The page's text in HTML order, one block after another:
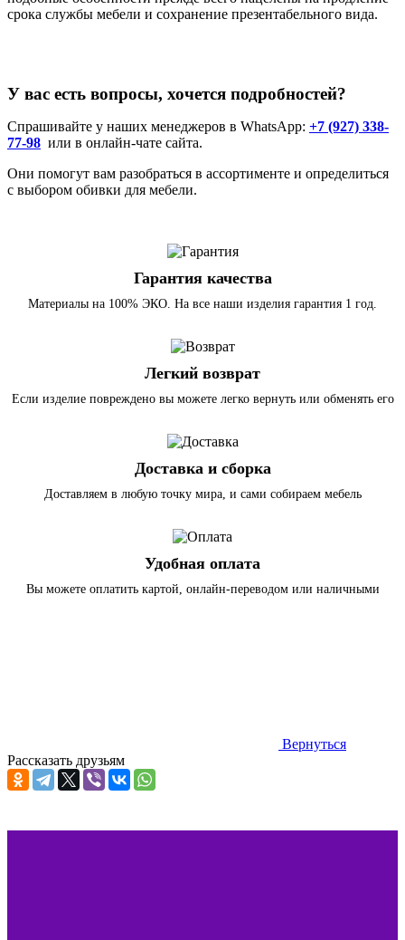
срока службы мебели и сохранение презентабельного вида.
У вас есть вопросы, хочется подробностей?
Спрашивайте у наших менеджеров в WhatsApp: +7 (927) 338-
77-98 или в онлайн-чате сайта.
Они помогут вам разобраться в ассортименте и определиться
с выбором обивки для мебели.
Гарантия качества
Материалы на 100% ЭКО. На все наши изделия гарантия 1 год.
Легкий возврат
Если изделие повреждено вы можете легко вернуть или обменять его
Доставка и сборка
Доставляем в любую точку мира, и сами собираем мебель
Удобная оплата
Вы можете оплатить картой, онлайн-переводом или наличными
Вернуться
Рассказать друзьям